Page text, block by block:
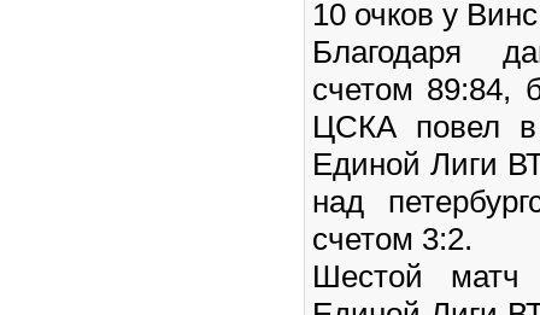
10 очков у
Благодаря
счетом 89:84,
ЦСКА повел
Единой Лиги
над
счетом 3:2.
Шестой матч